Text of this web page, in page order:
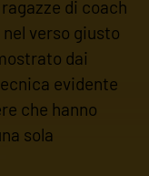
di coach
verso giusto
dai
evidente
che hanno
sola